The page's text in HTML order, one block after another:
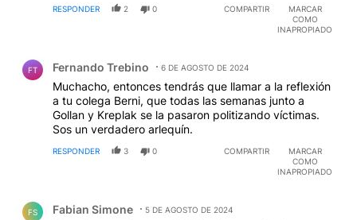
RESPONDER 2 0 COMPARTIR
MARCAR
COMO
INAPROPIADO
FT Fernando Trebino 6 DE AGOSTO DE 2024
Muchacho, entonces tendrás que llamar a la reflexión
a tu colega Berni, que todas las semanas junto a
Gollan y Kreplak se la pasaron politizando víctimas.
Sos un verdadero arlequín.
RESPONDER 3 0 COMPARTIR
MARCAR
COMO
INAPROPIADO
FS Fabian Simone 5 DE AGOSTO DE 2024